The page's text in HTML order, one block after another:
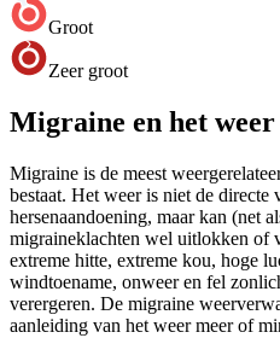
Groot
Zeer groot
Migraine en het weer
Migraine is de meest
bestaat. Het weer is niet de directe
hersenaandoening, maar kan (net
migraineklachten wel uitlokken of
extreme hitte, extreme kou, hoge
windtoename, onweer en fel
verergeren. De migraine
aanleiding van het weer meer of